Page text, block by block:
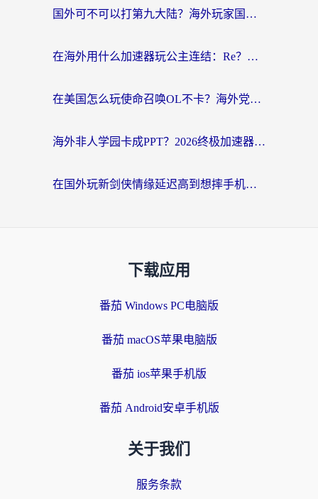
国外可不可以打第九大陆？海外玩家国服畅玩终极指南（附3大热门游戏解决妙招）
在海外用什么加速器玩公主连结：Re？老玩家亲测的稳定方案来了
在美国怎么玩使命召唤OL不卡？海外党亲测有效的国服游戏加速器指南
海外非人学园卡成PPT？2026终极加速器指南：从暗区突围到王国纪元，一篇搞定
在国外玩新剑侠情缘延迟高到想摔手机？海外玩家亲测有效的加速器选择指南
下载应用
番茄 Windows PC电脑版
番茄 macOS苹果电脑版
番茄 ios苹果手机版
番茄 Android安卓手机版
关于我们
服务条款